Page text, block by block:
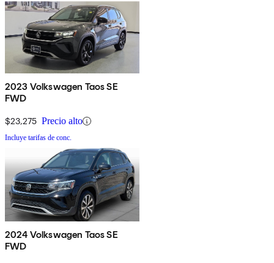
2023 Volkswagen Taos SE
FWD
$23,275 Precio alto
Incluye tarifas de conc.
2024 Volkswagen Taos SE
FWD